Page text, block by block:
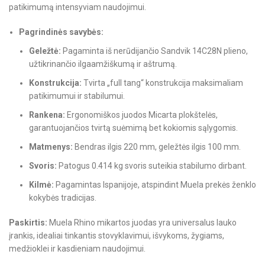
patikimumą intensyviam naudojimui.
Pagrindinės savybės:
Geležtė: Pagaminta iš nerūdijančio Sandvik 14C28N plieno,
užtikrinančio ilgaamžiškumą ir aštrumą.
Konstrukcija: Tvirta „full tang“ konstrukcija maksimaliam
patikimumui ir stabilumui.
Rankena: Ergonomiškos juodos Micarta plokštelės,
garantuojančios tvirtą suėmimą bet kokiomis sąlygomis.
Matmenys: Bendras ilgis 220 mm, geležtės ilgis 100 mm.
Svoris: Patogus 0.414 kg svoris suteikia stabilumo dirbant.
Kilmė: Pagamintas Ispanijoje, atspindint Muela prekės ženklo
kokybės tradicijas.
Paskirtis: Muela Rhino mikartos juodas yra universalus lauko
įrankis, idealiai tinkantis stovyklavimui, išvykoms, žygiams,
medžioklei ir kasdieniam naudojimui.